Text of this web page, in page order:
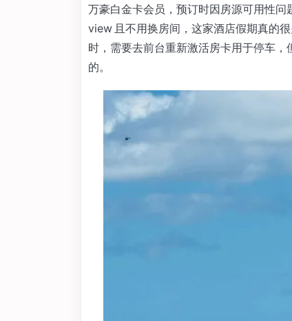
万豪白金卡会员，预订时因房源可用性
view 且不用换房间，这家酒店假期真的
时，需要去前台重新激活房卡用于停车
的。